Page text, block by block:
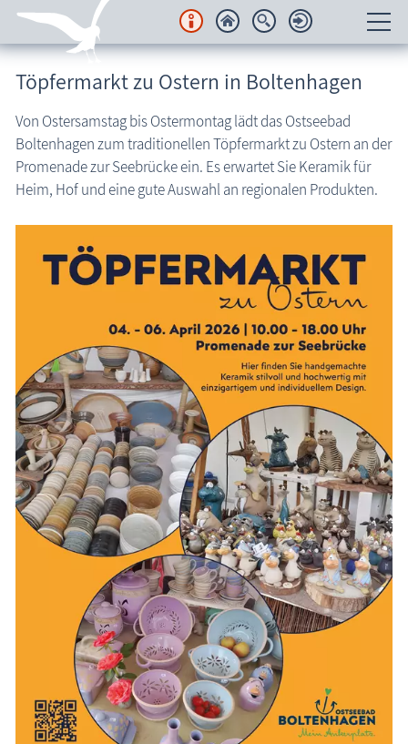
Unterkünfte
Regionales
Urlaubsorte
Freizeit
Veranstaltungen
Blog
Töpfermarkt zu Ostern in Boltenhagen
Von Ostersamstag bis Ostermontag lädt das Ostseebad
Boltenhagen zum traditionellen Töpfermarkt zu Ostern an der
Promenade zur Seebrücke ein. Es erwartet Sie Keramik für
Heim, Hof und eine gute Auswahl an regionalen Produkten.